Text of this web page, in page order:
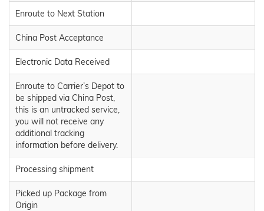
Enroute to Next Station
China Post Acceptance
Electronic Data Received
Enroute to Carrier’s Depot to
be shipped via China Post,
this is an untracked service,
you will not receive any
additional tracking
information before delivery.
Processing shipment
Picked up Package from
Origin